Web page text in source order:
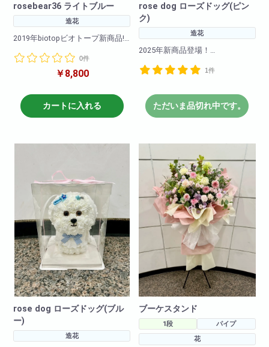
rosebear36 ライトブルー
造花
2019年biotopビオトープ新商品!!
カラーバリエーションも豊富に
ご用意いたしました!
2020年も大ヒット販売中!是非お
<商品サイズ>高さ: 約36cm 横
幅: 約28cm 奥行: 約28cm
0件
￥8,800
カートに入れる
rose dog ローズドッグ(ピン
ク)
造花
2025年新商品登場！
ローズドッグ!期間限定で販売中!
になるプレゼントに!!
幅: 約22cm 奥行: 約22cm
<材質> ポリエチレン
※こちらの商品はバラのカタチを
した造花によって作成されてお
ります。
枯れることなく飾って頂けま
1件
ただいま品切れ中です。
rose dog ローズドッグ(ブル
ー)
造花
ブーケスタンド
1段
パイプ
花